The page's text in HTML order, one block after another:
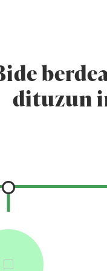
dituzun